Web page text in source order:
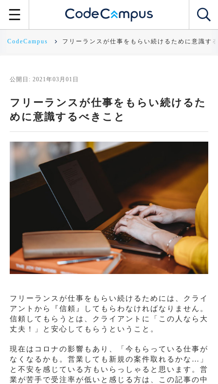
CodeCampus フリーランスが仕事をもらい続けるために意識す
公開日: 2021年03月01日
フリーランスが仕事をもらい続けるた
めに意識するべきこと
フリーランスが仕事をもらい続けるためには、クライ
アントから『信頼』してもらわなければなりません。
信頼してもらうとは、クライアントに「この人なら大
丈夫！」と安心してもらうということ。
現在はコロナの影響もあり、「今もらっている仕事が
なくなるかも。営業しても新規の案件取れるかな…」
と不安を感じている方もいらっしゃると思います。営
業が苦手で受注率が低いと感じる方は、この記事の中